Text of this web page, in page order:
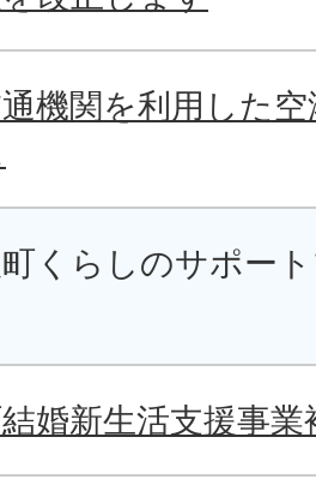
機関を利用した
町くらしのサポー
婚新生活支援事業